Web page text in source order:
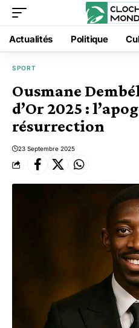
Actualités Politique
SPORT
Ousmane
d’Or 2025 :
résurrection
23 Septembre 2025